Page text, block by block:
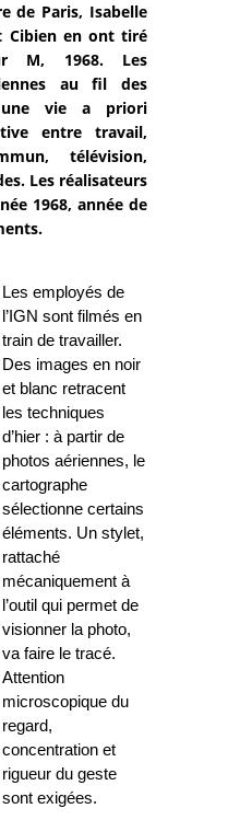
de Paris, Isabelle
Cibien en ont tiré
M, 1968. Les
au fil des
une vie a priori
entre travail,
télévision,
Les réalisateurs
1968, année de
Les employés de
l’IGN sont filmés en
train de travailler.
Des images en noir
et blanc retracent
les techniques
d’hier : à partir de
photos aériennes, le
cartographe
sélectionne certains
éléments. Un stylet,
rattaché
mécaniquement à
l’outil qui permet de
visionner la photo,
va faire le tracé.
Attention
microscopique du
regard,
concentration et
rigueur du geste
sont exigées.